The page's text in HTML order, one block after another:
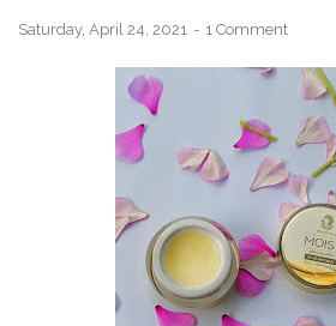
Saturday, April 24, 2021 1 Comment